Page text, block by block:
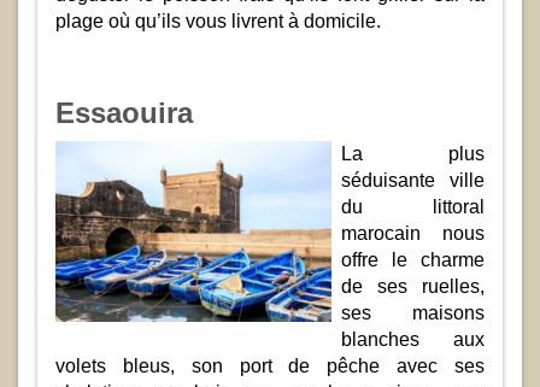
plage où qu’ils vous livrent à domicile.
Essaouira
La plus
séduisante ville
du littoral
marocain nous
offre le charme
de ses ruelles,
ses maisons
blanches aux
volets bleus, son port de pêche avec ses